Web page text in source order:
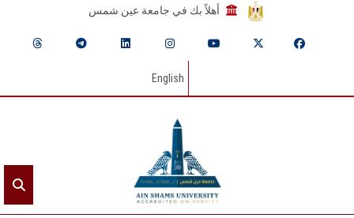
أهلاً بك في جامعة عين شمس
English